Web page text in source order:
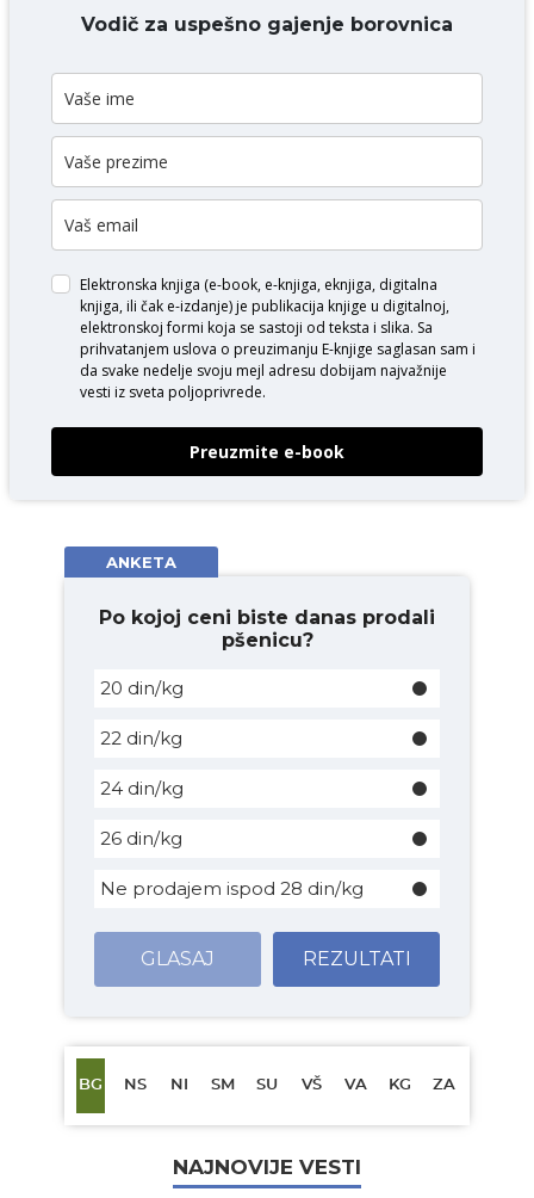
DODAJ KOMENTAR
Vodič za uspešno gajenje borovnica
Elektronska knjiga (e-book, e-knjiga, eknjiga, digitalna
knjiga, ili čak e-izdanje) je publikacija knjige u digitalnoj,
elektronskoj formi koja se sastoji od teksta i slika. Sa
prihvatanjem uslova o preuzimanju E-knjige saglasan sam i
da svake nedelje svoju mejl adresu dobijam najvažnije
vesti iz sveta poljoprivrede.
Preuzmite e-book
ANKETA
Po kojoj ceni biste danas prodali
pšenicu?
20 din/kg
22 din/kg
24 din/kg
26 din/kg
Ne prodajem ispod 28 din/kg
GLASAJ REZULTATI
BG NS NI SM SU VŠ VA KG ZA
NAJNOVIJE VESTI